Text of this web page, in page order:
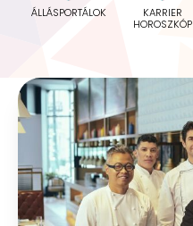
ÁLLÁSPORTÁLOK
KARRIER
HOROSZKÓP